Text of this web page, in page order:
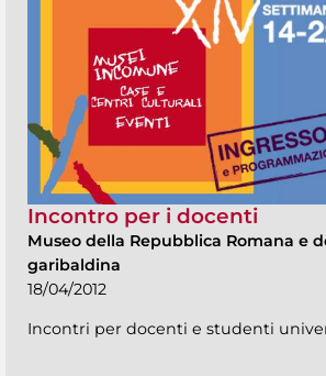
Incontro per i docenti
Museo della Repubblica Romana e
garibaldina
18/04/2012
Incontri per docenti e studenti